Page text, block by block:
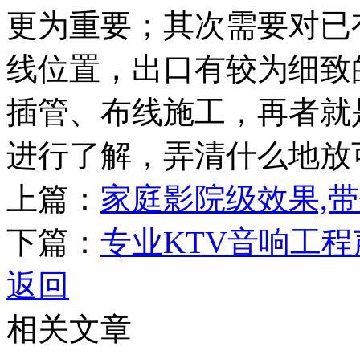
更为重要；其次需要对
线位置，出口有较为细
插管、布线施工，再者
进行了解，弄清什么地
上篇： 家庭影院级效果,
下篇： 专业KTV音响工
返回
相关文章